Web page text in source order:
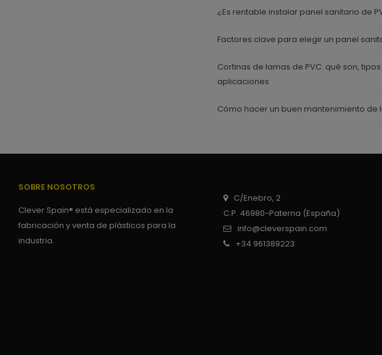
¿Es rentable instalar panel sanitario de
Factores clave para elegir un panel
Cortinas de lamas de PVC: qué son,
aplicaciones
Cómo hacer un buen mantenimiento de
SOBRE NOSOTROS
Clever Spain® está especializado en la
fabricación y venta de plásticos para la
industria.
C/Enebro, 2
C.P. 46980-Paterna (España)
info@cleverspain.com
+34 961389223